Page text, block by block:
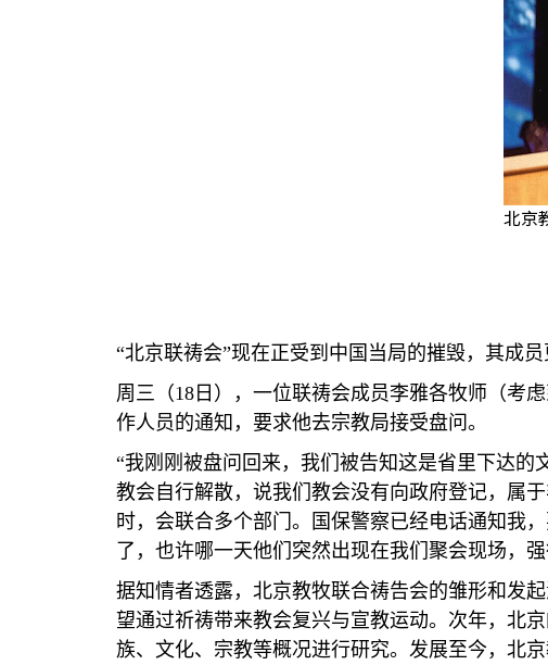
北京
“北京联祷会”现在正受到中国当局的摧毁，其成
周三（18 日），一位联祷会成员李雅各牧师（考
作人员的通知，要求他去宗教局接受盘问。
“我刚刚被盘问回来，我们被告知这是省里下达的
教会自行解散，说我们教会没有向政府登记，属
时，会联合多个部门。国保警察已经电话通知我
了，也许哪一天他们突然出现在我们聚会现场，
据知情者透露，北京教牧联合祷告会的雏形和发
望通过祈祷带来教会复兴与宣教运动。次年，北
族、文化、宗教等概况进行研究。发展至今，北